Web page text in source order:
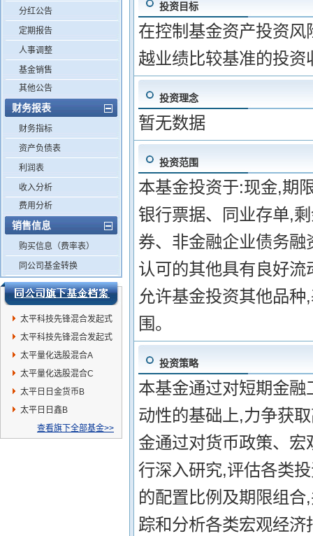
分红公告
定期报告
人事调整
基金销售
其他公告
财务报表
财务指标
资产负债表
利润表
收入分析
费用分析
销售信息
购买信息（费率表）
同公司基金转换
太平科技先锋混合发起式
A
太平科技先锋混合发起式
C
太平量化选股混合A
太平量化选股混合C
太平日日金货币B
太平日日鑫B
查看旗下全部基金>>
投资目标
在控制基金资产投资
越业绩比较基准的投资
投资理念
暂无数据
投资范围
本基金投资于:现金,期
银行票据、同业存单,
券、非金融企业债务
认可的其他具有良好
允许基金投资其他品
围。
投资策略
本基金通过对短期金
动性的基础上,力争获
金通过对货币政策、
行深入研究,评估各类
的配置比例及期限组
踪和分析各类宏观经